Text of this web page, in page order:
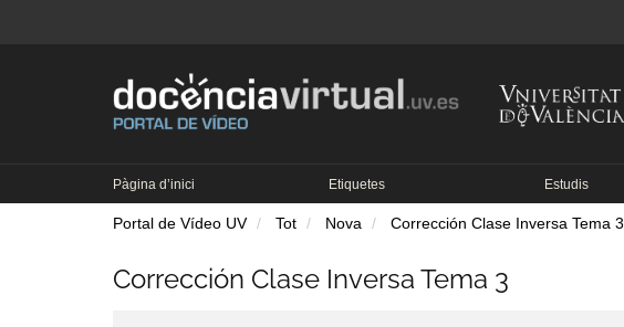
Pàgina d’inici Etiquetes Estudis
Portal de Vídeo UV Tot Nova Corrección Clase Inversa Tema 3
Corrección Clase Inversa Tema 3